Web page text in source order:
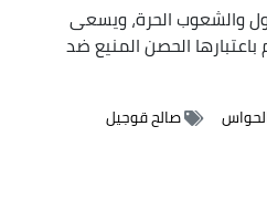
والشعوب الحرة، ويسعى
الحصن المنيع ضد
صالح قوجيل